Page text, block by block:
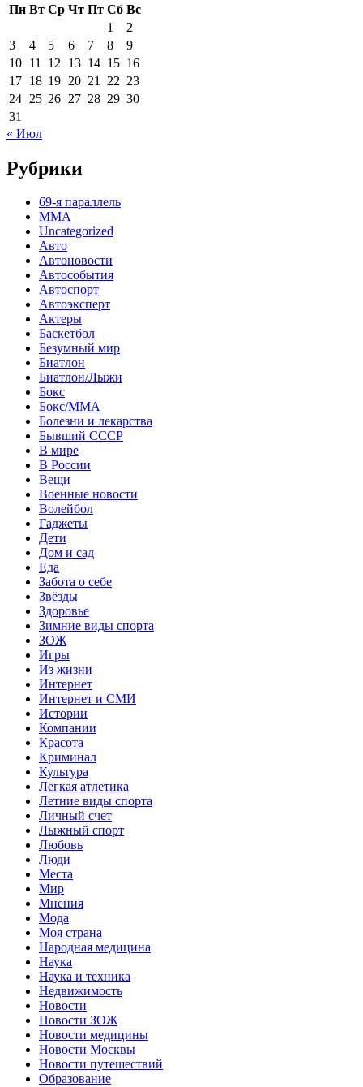
Пн Вт Ср Чт Пт Сб Вс
1
2
3
4 5 6 7 8
9
10 11 12 13 14 15 16
17 18 19 20 21 22 23
24 25 26 27 28 29 30
31
« Июл
Рубрики
69-я параллель
MMA
Uncategorized
Авто
Автоновости
Автособытия
Автоспорт
Автоэксперт
Актеры
Баскетбол
Безумный мир
Биатлон
Биатлон/Лыжи
Бокс
Бокс/MMA
Болезни и лекарства
Бывший СССР
В мире
В России
Вещи
Военные новости
Волейбол
Гаджеты
Дети
Дом и сад
Еда
Забота о себе
Звёзды
Здоровье
Зимние виды спорта
ЗОЖ
Игры
Из жизни
Интернет
Интернет и СМИ
Истории
Компании
Красота
Криминал
Культура
Легкая атлетика
Летние виды спорта
Личный счет
Лыжный спорт
Любовь
Люди
Места
Мир
Мнения
Мода
Моя страна
Народная медицина
Наука
Наука и техника
Недвижимость
Новости
Новости ЗОЖ
Новости медицины
Новости Москвы
Новости путешествий
Образование